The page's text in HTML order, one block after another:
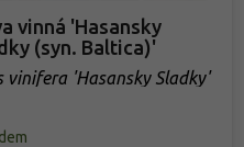
vinná 'Hasansky
(syn. Baltica)'
vinifera 'Hasansky Sladky'